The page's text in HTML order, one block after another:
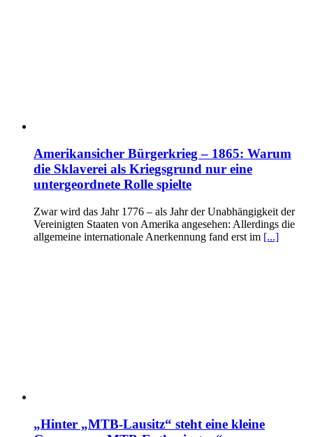
Amerikansicher Bürgerkrieg – 1865: Warum
die Sklaverei als Kriegsgrund nur eine
untergeordnete Rolle spielte
Zwar wird das Jahr 1776 – als Jahr der Unabhängigkeit der
Vereinigten Staaten von Amerika angesehen: Allerdings die
allgemeine internationale Anerkennung fand erst im [...]
„Hinter „MTB-Lausitz“ steht eine kleine